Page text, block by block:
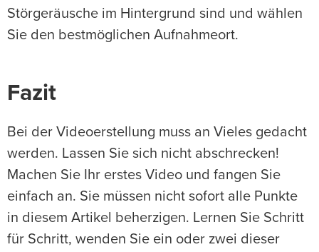
Störgeräusche im Hintergrund sind und wählen
Sie den bestmöglichen Aufnahmeort.
Fazit
Bei der Videoerstellung muss an Vieles gedacht
werden. Lassen Sie sich nicht abschrecken!
Machen Sie Ihr erstes Video und fangen Sie
einfach an. Sie müssen nicht sofort alle Punkte
in diesem Artikel beherzigen. Lernen Sie Schritt
für Schritt, wenden Sie ein oder zwei dieser